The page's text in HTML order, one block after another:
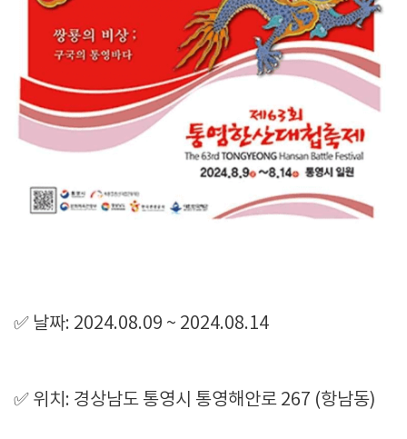
✅ 날짜: 2024.08.09 ~ 2024.08.14
✅ 위치: 경상남도 통영시 통영해안로 267 (항남동)